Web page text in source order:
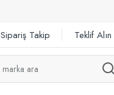
Sipariş Takip Teklif Alın